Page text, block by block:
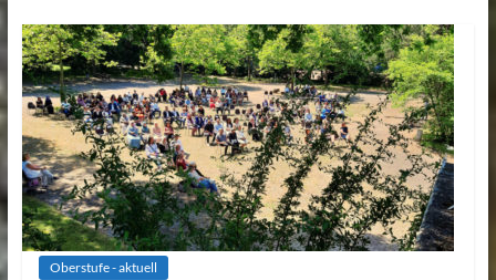
Oberstufe - aktuell